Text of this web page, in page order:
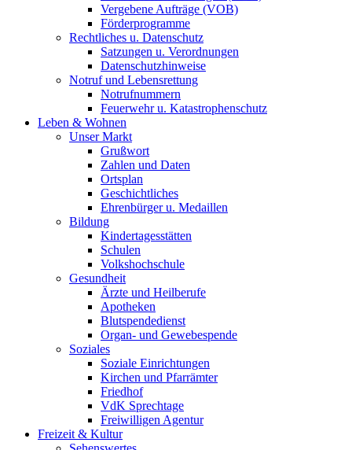
Vergebene Aufträge (VOB)
Förderprogramme
Rechtliches u. Datenschutz
Satzungen u. Verordnungen
Datenschutzhinweise
Notruf und Lebensrettung
Notrufnummern
Feuerwehr u. Katastrophenschutz
Leben & Wohnen
Unser Markt
Grußwort
Zahlen und Daten
Ortsplan
Geschichtliches
Ehrenbürger u. Medaillen
Bildung
Kindertagesstätten
Schulen
Volkshochschule
Gesundheit
Ärzte und Heilberufe
Apotheken
Blutspendedienst
Organ- und Gewebespende
Soziales
Soziale Einrichtungen
Kirchen und Pfarrämter
Friedhof
VdK Sprechtage
Freiwilligen Agentur
Freizeit & Kultur